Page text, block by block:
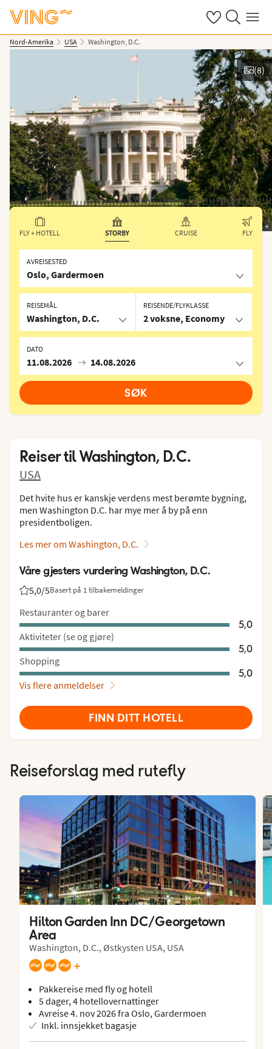
Se dine sparte
Søk påMeny
Nord-Amerika USA Washington, D.C.
Vis bilder
(8)
FLY + HOTELL STORBY CRUISE FLY
AVREISESTED
Oslo, Gardermoen
REISEMÅL
Washington, D.C.
DATO
11.08.2026 14.08.2026
REISENDE/FLYKLASSE
2 voksne, Economy
SØK
Reiser tilWashington, D.C.
USA
Det hvite hus er kanskje verdens mest berømte bygning,
men Washington D.C. har mye mer å by på enn
presidentboligen.
Les mer om Washington, D.C.
Våre gjesters vurdering Washington, D.C.
5,0/5 Basert på 1 tilbakemeldinger
Vurdering fra Vings gjester: 5/5
Restauranter og barer
5,0
Aktiviteter (se og gjøre)
5,0
Shopping
5,0
Vis flere anmeldelser
FINN DITT HOTELL
Reiseforslag med rutefly
Hilton Garden Inn DC/Georgetown
Area
Washington, D.C., Østkysten USA, USA
+
Pakkereise med fly og hotell
5 dager, 4 hotellovernattinger
Avreise 4. nov 2026 fra Oslo, Gardermoen
Inkl. innsjekket bagasje